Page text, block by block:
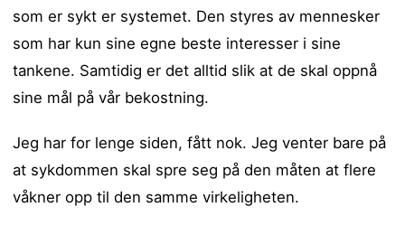
som er sykt er systemet. Den styres av mennesker
som har kun sine egne beste interesser i sine
tankene. Samtidig er det alltid slik at de skal oppnå
sine mål på vår bekostning.
Jeg har for lenge siden, fått nok. Jeg venter bare på
at sykdommen skal spre seg på den måten at flere
våkner opp til den samme virkeligheten.